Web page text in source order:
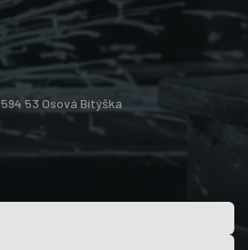
594 53 Osová Bítýška